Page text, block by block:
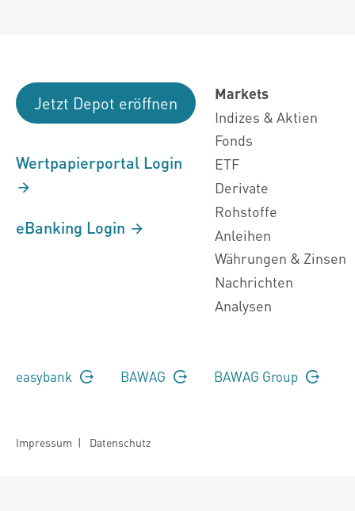
Jetzt Depot eröffnen
Wertpapierportal Login
eBanking Login
Markets
Indizes & Aktien
Fonds
ETF
Derivate
Rohstoffe
Anleihen
Währungen & Zinsen
Nachrichten
Analysen
easybank BAWAG BAWAG Group
Impressum | Datenschutz